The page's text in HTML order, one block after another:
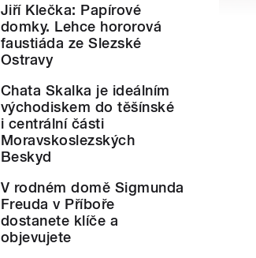
Jiří Klečka: Papírové
domky. Lehce hororová
faustiáda ze Slezské
Ostravy
Chata Skalka je ideálním
východiskem do těšínské
i centrální části
Moravskoslezských
Beskyd
V rodném domě Sigmunda
Freuda v Příboře
dostanete klíče a
objevujete